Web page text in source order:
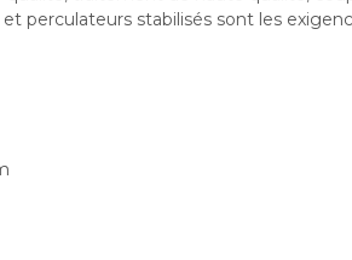
et perculateurs stabilisés sont les